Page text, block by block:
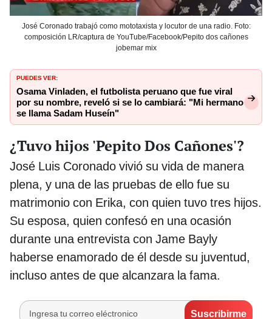
José Coronado trabajó como mototaxista y locutor de una radio. Foto:
composición LR/captura de YouTube/Facebook/Pepito dos cañones
jobemar mix
PUEDES VER:
Osama Vinladen, el futbolista peruano que fue viral
por su nombre, reveló si se lo cambiará: "Mi hermano
se llama Sadam Huseín"
¿Tuvo hijos 'Pepito Dos Cañones'?
José Luis Coronado vivió su vida de manera
plena, y una de las pruebas de ello fue su
matrimonio con Erika, con quien tuvo tres hijos.
Su esposa, quien confesó en una ocasión
durante una entrevista con Jame Bayly
haberse enamorado de él desde su juventud,
incluso antes de que alcanzara la fama.